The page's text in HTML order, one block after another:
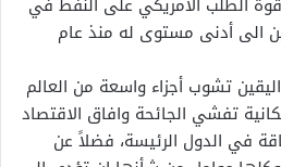
الى أدنى مستوى له منذ عام
تشوب أجزاء واسعة من العالم
تفشي الجائحة وافاق الاقتصاد
في الدول الرئيسة، فضلاً عن